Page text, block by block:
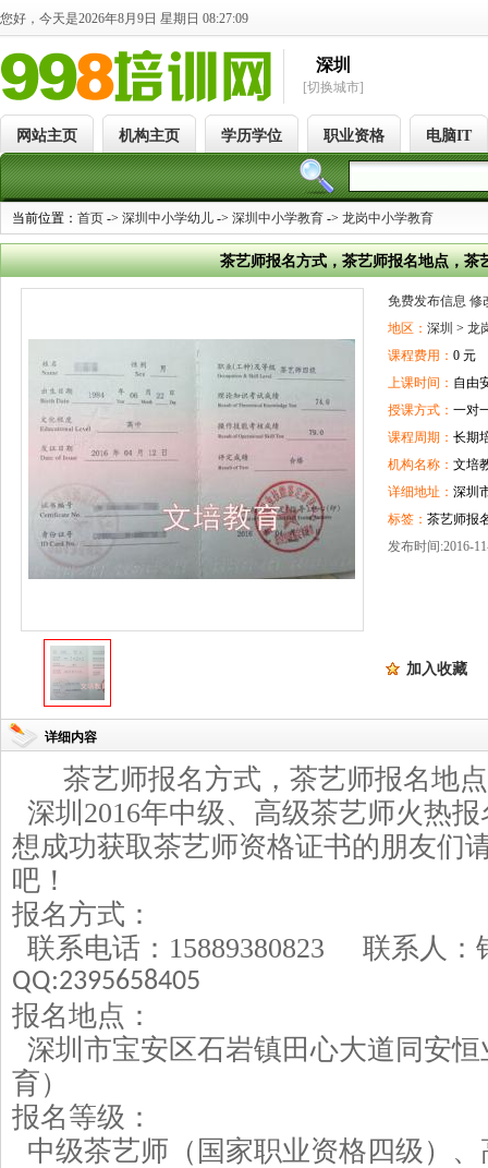
您好，今天是2026年8月9日 星期日 08:27:10
深圳
[切换城市]
网站主页 机构主页 学历学位 职业资格 电脑IT
当前位置： 首页 -> 深圳中小学幼儿 -> 深圳中小学教育 -> 龙岗中小学教育
茶艺师报名方式，茶艺师报名地点，茶
免费发布信息 修
地区： 深圳 > 龙
课程费用： 0 元
上课时间： 自由
授课方式： 一对
课程周期： 长期
机构名称： 文培
详细地址： 深圳
标签： 茶艺师报
发布时间:2016-
加入收藏
详细内容
茶艺师报名方式， 茶艺师报名地
深圳 2016年中级、高级茶艺师火热
想成功获取茶艺师资格证书的朋友们
吧！
报名方式：
联系电话： 15889380823 联系人
QQ:2395658405
报名地点：
深圳市宝安区石岩镇田心大道同安
育）
报名等级：
中级茶艺师（国家职业资格四级）